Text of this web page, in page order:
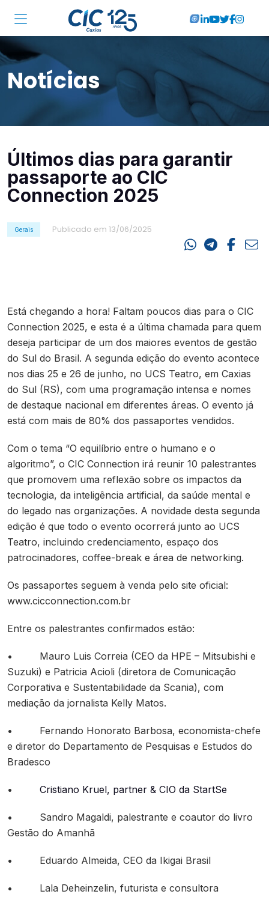
Institucional
Associadas
Soluções
Cursos
RA CIC Caxias
Notícias
Últimos dias para garantir
passaporte ao CIC
Connection 2025
Gerais Publicado em 13/06/2025
Está chegando a hora! Faltam poucos dias para o CIC
Connection 2025, e esta é a última chamada para quem
deseja participar de um dos maiores eventos de gestão
do Sul do Brasil. A segunda edição do evento acontece
nos dias 25 e 26 de junho, no UCS Teatro, em Caxias
do Sul (RS), com uma programação intensa e nomes
de destaque nacional em diferentes áreas. O evento já
está com mais de 80% dos passaportes vendidos.
Com o tema “O equilíbrio entre o humano e o
algoritmo”, o CIC Connection irá reunir 10 palestrantes
que promovem uma reflexão sobre os impactos da
tecnologia, da inteligência artificial, da saúde mental e
do legado nas organizações. A novidade desta segunda
edição é que todo o evento ocorrerá junto ao UCS
Teatro, incluindo credenciamento, espaço dos
patrocinadores, coffee-break e área de networking.
Os passaportes seguem à venda pelo site oficial:
www.cicconnection.com.br
Entre os palestrantes confirmados estão:
• Mauro Luis Correia (CEO da HPE – Mitsubishi e
Suzuki) e Patricia Acioli (diretora de Comunicação
Corporativa e Sustentabilidade da Scania), com
mediação da jornalista Kelly Matos.
• Fernando Honorato Barbosa, economista-chefe
e diretor do Departamento de Pesquisas e Estudos do
Bradesco
• Cristiano Kruel, partner & CIO da StartSe
• Sandro Magaldi, palestrante e coautor do livro
Gestão do Amanhã
• Eduardo Almeida, CEO da Ikigai Brasil
• Lala Deheinzelin, futurista e consultora